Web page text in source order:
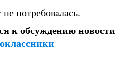
потребовалась.
к обсуждению